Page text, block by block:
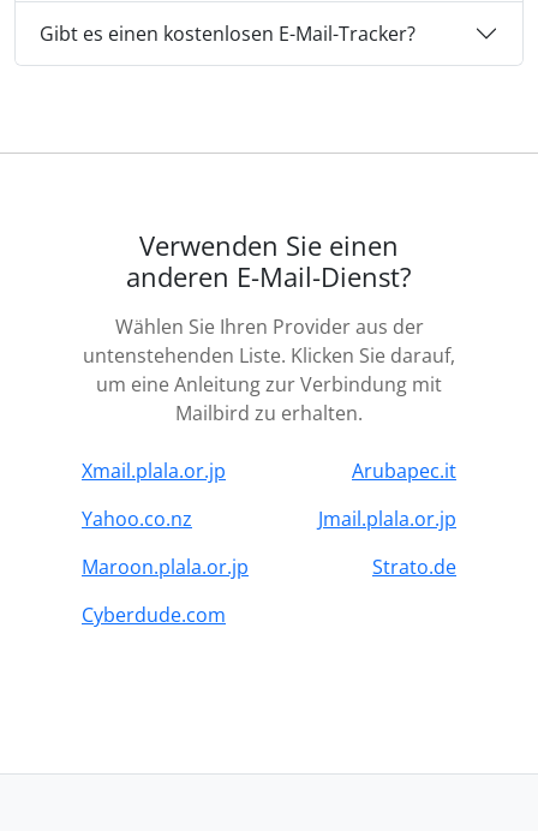
Gibt es einen kostenlosen E-Mail-Tracker?
Verwenden Sie einen
anderen E-Mail-Dienst?
Wählen Sie Ihren Provider aus der
untenstehenden Liste. Klicken Sie darauf,
um eine Anleitung zur Verbindung mit
Mailbird zu erhalten.
Xmail.plala.or.jp
Arubapec.it
Yahoo.co.nz
Jmail.plala.or.jp
Maroon.plala.or.jp
Strato.de
Cyberdude.com